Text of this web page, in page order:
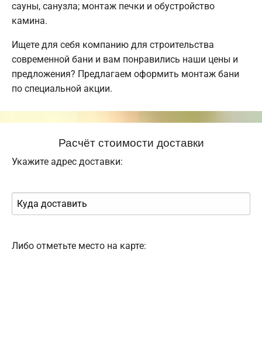
сауны, санузла; монтаж печки и обустройство
камина.
Ищете для себя компанию для строительства
современной бани и вам понравились наши цены и
предложения? Предлагаем оформить монтаж бани
по специальной акции.
Расчёт стоимости доставки
Укажите адрес доставки:
Либо отметьте место на карте: